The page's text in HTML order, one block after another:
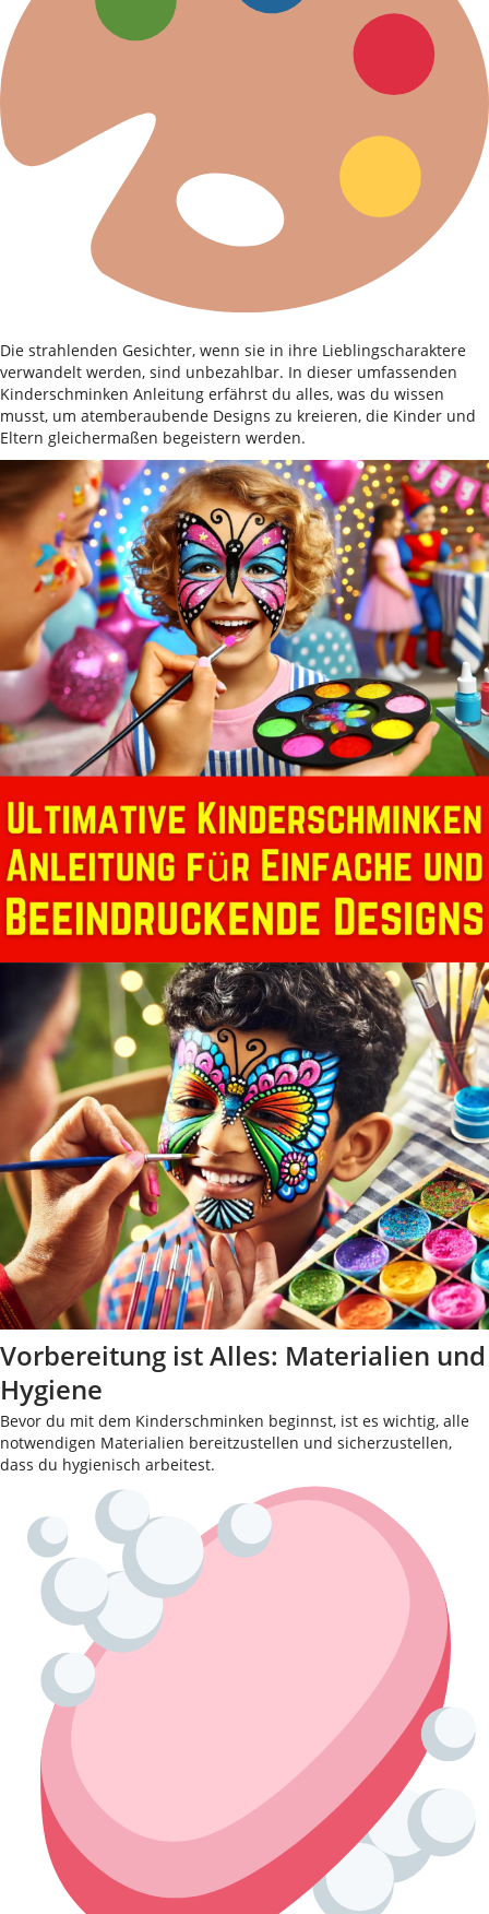
Die strahlenden Gesichter, wenn sie in ihre Lieblingscharaktere
verwandelt werden, sind unbezahlbar. In dieser umfassenden
Kinderschminken Anleitung erfährst du alles, was du wissen
musst, um atemberaubende Designs zu kreieren, die Kinder und
Eltern gleichermaßen begeistern werden.
Vorbereitung ist Alles: Materialien und
Hygiene
Bevor du mit dem Kinderschminken beginnst, ist es wichtig, alle
notwendigen Materialien bereitzustellen und sicherzustellen,
dass du hygienisch arbeitest.